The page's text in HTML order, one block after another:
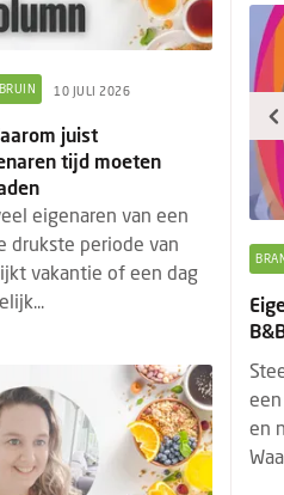
10 JULI 2026
juist
tijd moeten
eigenaren van een
drukste periode van
vakantie of een dag
TECHNOLOGIE
steeds belangrijker voor
& breakfasts kiezen voor
om gasten vóór, tijdens
beter te informeren.